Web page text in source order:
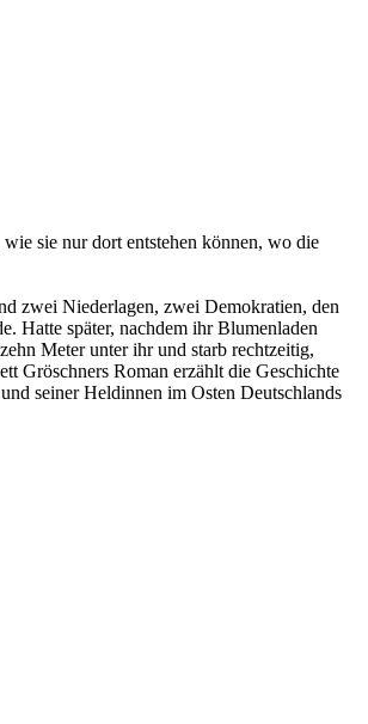
sie nur dort entstehen können, wo die
zwei Niederlagen, zwei Demokratien, den
Hatte später, nachdem ihr Blumenladen
Meter unter ihr und starb rechtzeitig,
Gröschners Roman erzählt die Geschichte
seiner Heldinnen im Osten Deutschlands